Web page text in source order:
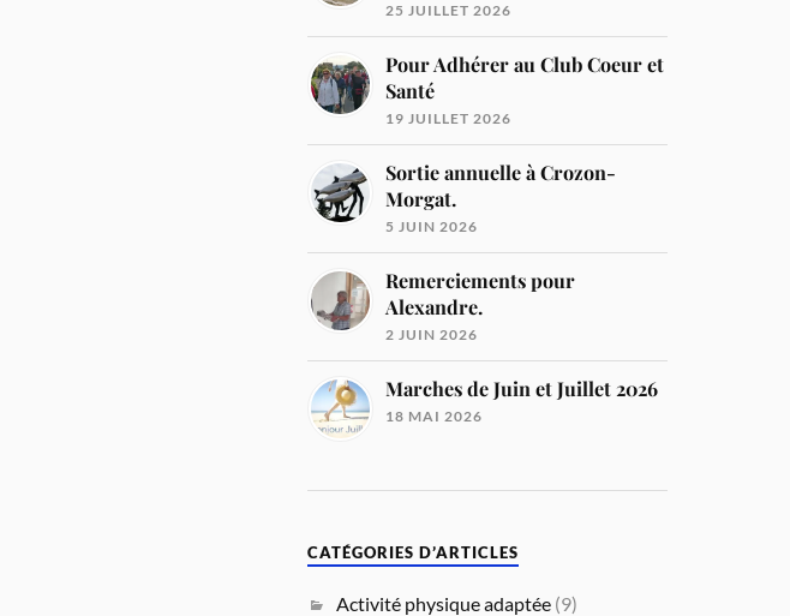
25 JUILLET 2026
Pour Adhérer au Club Coeur et
Santé
19 JUILLET 2026
Sortie annuelle à Crozon-
Morgat.
5 JUIN 2026
Remerciements pour
Alexandre.
2 JUIN 2026
Marches de Juin et Juillet 2026
18 MAI 2026
CATÉGORIES D’ARTICLES
Activité physique adaptée (9)